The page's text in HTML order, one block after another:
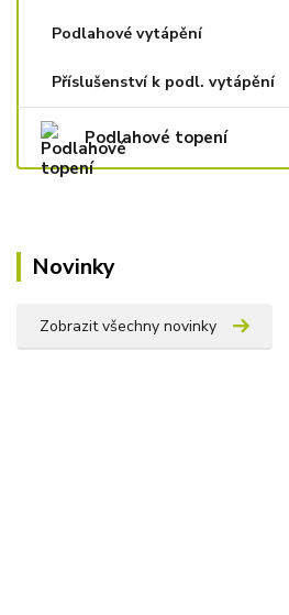
Podlahové vytápění
Příslušenství k podl. vytápění
Podlahové topení
Novinky
Zobrazit všechny novinky